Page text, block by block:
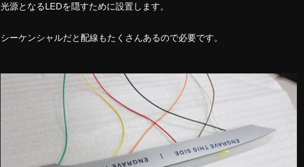
光源となるLEDを隠すために設置します。
シーケンシャルだと配線もたくさんあるので必要です。